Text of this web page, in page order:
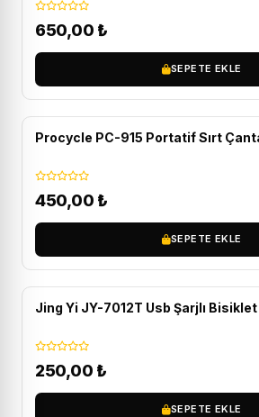
650,00 ₺
SEPETE EKLE
Procycle PC-915 Portatif Sırt
450,00 ₺
SEPETE EKLE
Jing Yi JY-7012T Usb Şarjlı
250,00 ₺
SEPETE EKLE